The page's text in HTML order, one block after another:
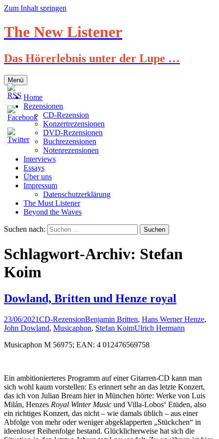
Zum Inhalt springen
The New Listener
Das Hörerlebnis unter der Lupe …
Menü
Home
Rezensionen
CD-Rezension
Konzertrezensionen
DVD-Rezensionen
Buchrezensionen
Notenrezensionen
Interviews
Essays
Über uns
Impressum
Datenschutzerklärung
The Must Listener
Beyond the Waves
Suchen nach:
Schlagwort-Archiv: Stefan
Koim
Dowland, Britten und Henze royal
23/06/2021CD-RezensionBenjamin Britten, Hans Werner Henze,
John Dowland, Musicaphon, Stefan KoimUlrich Hermann
Musicaphon M 56975; EAN: 4 012476569758
Ein ambitionierteres Programm auf einer Gitarren-CD kann man
sich wohl kaum vorstellen: Es erinnert sehr an das letzte Konzert,
das ich von Julian Bream hier in München hörte: Werke von Luis
Milán, Henzes Royal Winter Music und Villa-Lobos‘ Etüden, also
ein richtiges Konzert, das nicht – wie damals üblich – aus einer
Abfolge von mehr oder weniger abgeklapperten „Stückchen“ in
ideenloser Reihenfolge bestand. Glücklicherweise hat sich die